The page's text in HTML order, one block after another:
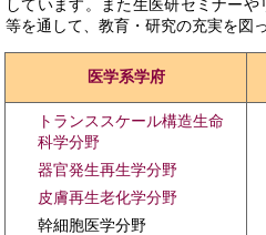
しています。また生医研セミナー
等を通して、教育・研究の充実を図
医学系学府
トランススケール構造生命
科学分野
器官発生再生学分野
皮膚再生老化学分野
幹細胞医学分野